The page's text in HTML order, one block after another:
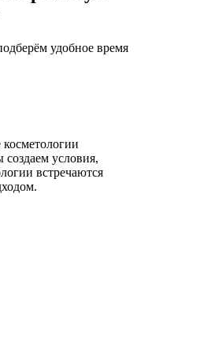
удобное время
условия,
встречаются